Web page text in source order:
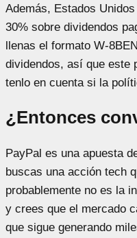
Además, Estados
30% sobre dividendos
llenas el formato W-
dividendos, así que este
tenlo en cuenta si la
¿Entonces
PayPal es una apuesta
buscas una acción tech
probablemente no es la
y crees que el mercado
que sigue generando